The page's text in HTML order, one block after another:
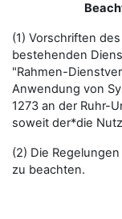
(1) Vorschriften
bestehenden
"Rahmen-
Anwendung von
1273 an der Ruhr-
soweit der*die
(2) Die
zu beachten.